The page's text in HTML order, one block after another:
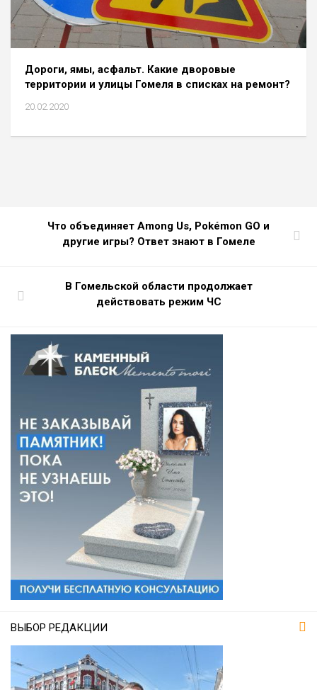
Дороги, ямы, асфальт. Какие дворовые
территории и улицы Гомеля в списках на ремонт?
20.02.2020
Что объединяет Among Us, Pokémon GO и
другие игры? Ответ знают в Гомеле
В Гомельской области продолжает
действовать режим ЧС
ВЫБОР РЕДАКЦИИ